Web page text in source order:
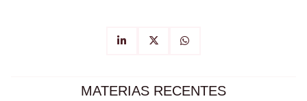
MATERIAS RECENTES